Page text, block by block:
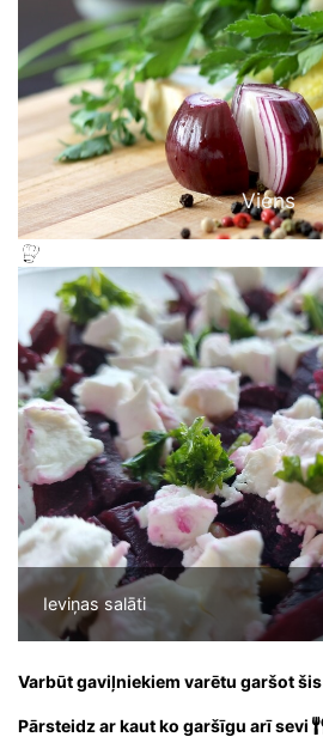
Viens
Ieviņas salāti
Varbūt gaviļniekiem varētu garšot šis
Pārsteidz ar kaut ko garšīgu arī sevi